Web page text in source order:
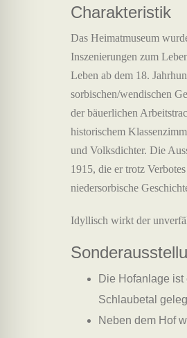
Charakteristik
Das Heimatmuseum
Inszenierungen zum
Leben ab dem 18.
sorbischen/wendischen
der bäuerlichen
historischem
und Volksdichter. Die
1915, die er trotz
niedersorbische
Idyllisch wirkt der
Die Hofanlage
Schlaubetal
Neben dem Hof